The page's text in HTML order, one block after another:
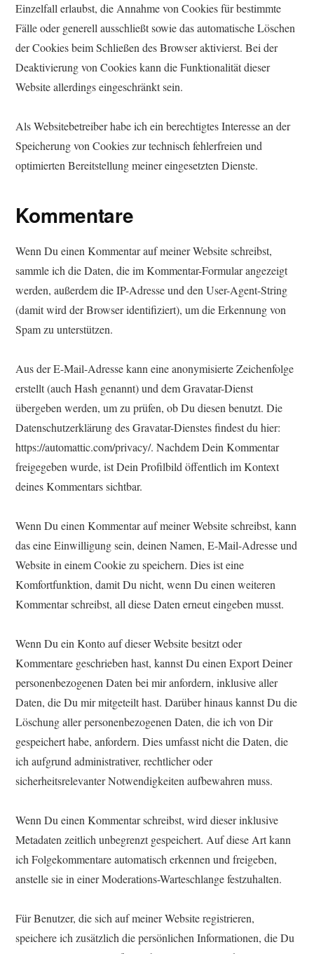
Einzelfall erlaubst, die Annahme von Cookies für bestimmte
Fälle oder generell ausschließt sowie das automatische Löschen
der Cookies beim Schließen des Browser aktivierst. Bei der
Deaktivierung von Cookies kann die Funktionalität dieser
Website allerdings eingeschränkt sein.
Als Websitebetreiber habe ich ein berechtigtes Interesse an der
Speicherung von Cookies zur technisch fehlerfreien und
optimierten Bereitstellung meiner eingesetzten Dienste.
Kommentare
Wenn Du einen Kommentar auf meiner Website schreibst,
sammle ich die Daten, die im Kommentar-Formular angezeigt
werden, außerdem die IP-Adresse und den User-Agent-String
(damit wird der Browser identifiziert), um die Erkennung von
Spam zu unterstützen.
Aus der E-Mail-Adresse kann eine anonymisierte Zeichenfolge
erstellt (auch Hash genannt) und dem Gravatar-Dienst
übergeben werden, um zu prüfen, ob Du diesen benutzt. Die
Datenschutzerklärung des Gravatar-Dienstes findest du hier:
https://automattic.com/privacy/. Nachdem Dein Kommentar
freigegeben wurde, ist Dein Profilbild öffentlich im Kontext
deines Kommentars sichtbar.
Wenn Du einen Kommentar auf meiner Website schreibst, kann
das eine Einwilligung sein, deinen Namen, E-Mail-Adresse und
Website in einem Cookie zu speichern. Dies ist eine
Komfortfunktion, damit Du nicht, wenn Du einen weiteren
Kommentar schreibst, all diese Daten erneut eingeben musst.
Wenn Du ein Konto auf dieser Website besitzt oder
Kommentare geschrieben hast, kannst Du einen Export Deiner
personenbezogenen Daten bei mir anfordern, inklusive aller
Daten, die Du mir mitgeteilt hast. Darüber hinaus kannst Du die
Löschung aller personenbezogenen Daten, die ich von Dir
gespeichert habe, anfordern. Dies umfasst nicht die Daten, die
ich aufgrund administrativer, rechtlicher oder
sicherheitsrelevanter Notwendigkeiten aufbewahren muss.
Wenn Du einen Kommentar schreibst, wird dieser inklusive
Metadaten zeitlich unbegrenzt gespeichert. Auf diese Art kann
ich Folgekommentare automatisch erkennen und freigeben,
anstelle sie in einer Moderations-Warteschlange festzuhalten.
Für Benutzer, die sich auf meiner Website registrieren,
speichere ich zusätzlich die persönlichen Informationen, die Du